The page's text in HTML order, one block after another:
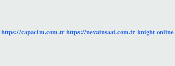
https://capacim.com.trhttps://nevainsaat.com.trknight online